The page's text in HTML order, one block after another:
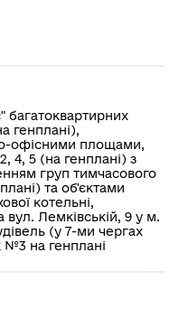
багатоквартирних
генплані),
офісними площами,
4, 5 (на генплані) з
груп тимчасового
та об'єктами
котельні,
вул. Лемківській, 9 у м.
(у 7-ми чергах
№3 на генплані